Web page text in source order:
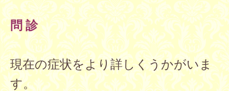
問 診
現在の症状をより詳しくうかがいま
す。